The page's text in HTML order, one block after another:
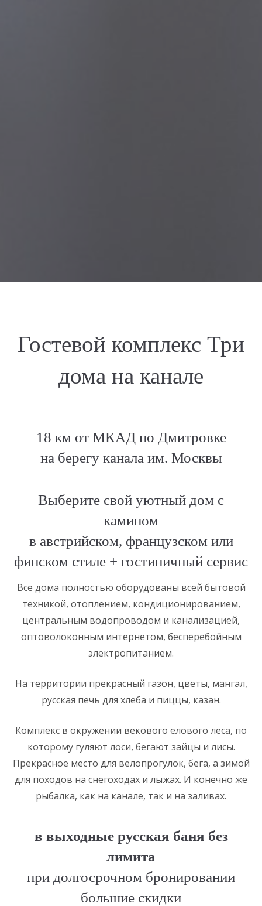
Гостевой комплекс Три
дома на канале
18 км от МКАД по Дмитровке
на берегу канала им. Москвы
Выберите свой уютный дом с
камином
в австрийском, французском или
финском стиле + гостиничный сервис
Все дома полностью оборудованы всей бытовой
техникой, отоплением, кондиционированием,
центральным водопроводом и канализацией,
оптоволоконным интернетом, бесперебойным
электропитанием.
На территории прекрасный газон, цветы, мангал,
русская печь для хлеба и пиццы, казан.
Комплекс в окружении векового елового леса, по
которому гуляют лоси, бегают зайцы и лисы.
Прекрасное место для велопрогулок, бега, а зимой
для походов на снегоходах и лыжах. И конечно же
рыбалка, как на канале, так и на заливах.
в выходные русская баня без
лимита
при долгосрочном бронировании
большие скидки